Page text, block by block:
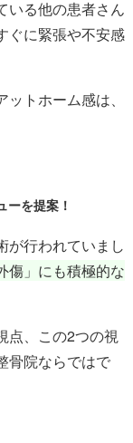
いる他の患者さん
ぐに緊張や不安感
トホーム感は、
ーを提案！
が行われていまし
傷」にも積極的な
点、この2つの視
骨院ならではで